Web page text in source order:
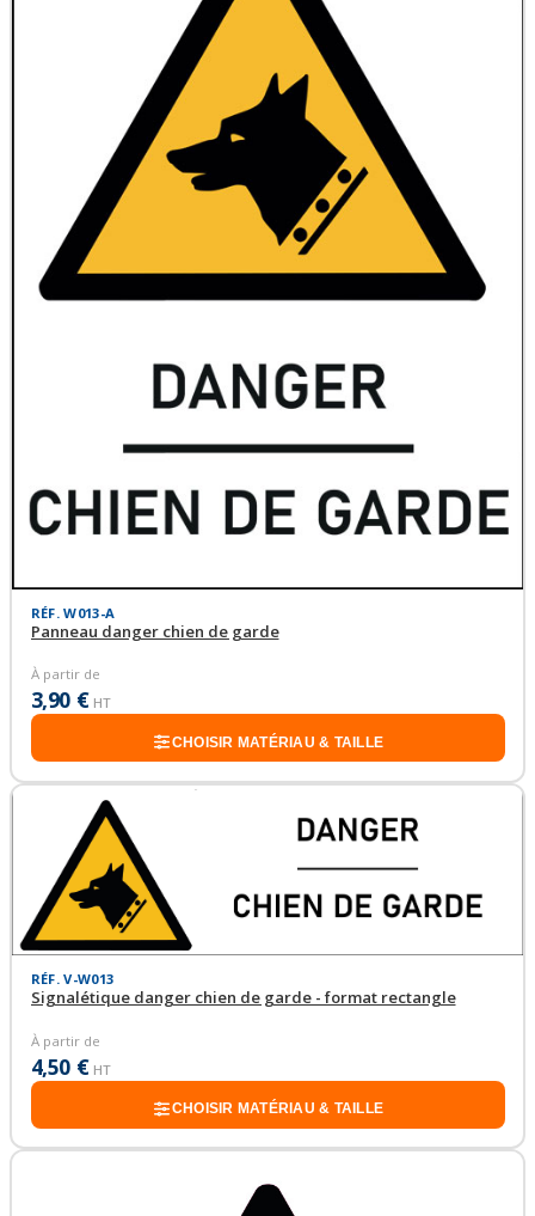
RÉF. W013-A
Panneau danger chien de garde
À partir de
3,90 € HT
CHOISIR MATÉRIAU & TAILLE
RÉF. V-W013
Signalétique danger chien de garde - format rectangle
À partir de
4,50 € HT
CHOISIR MATÉRIAU & TAILLE